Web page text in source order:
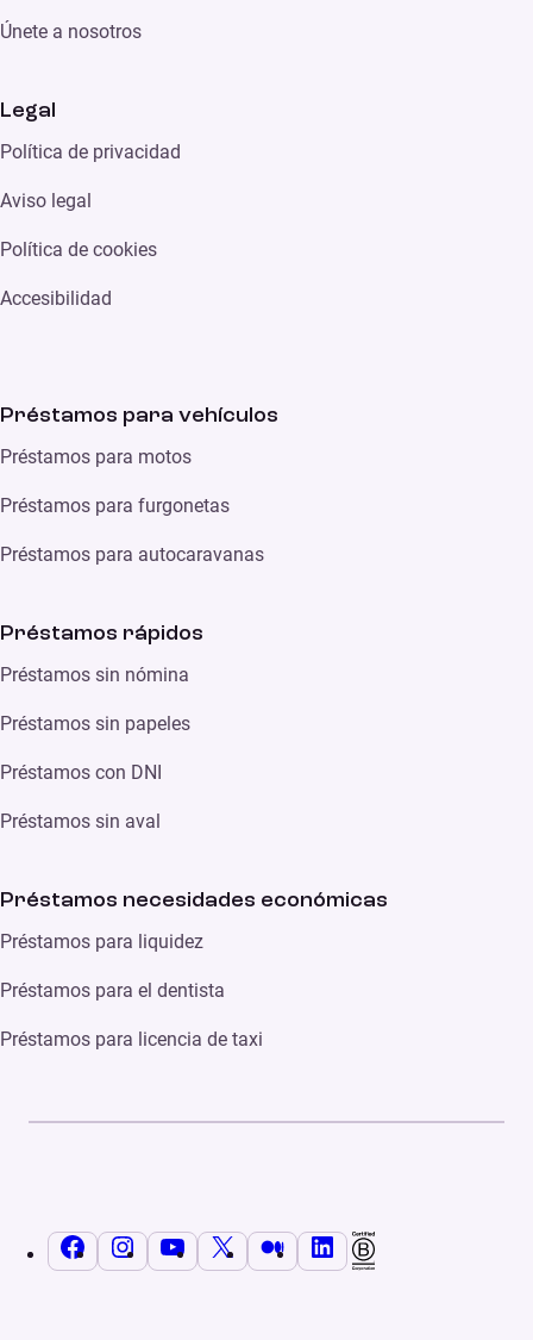
Únete a nosotros
Legal
Política de privacidad
Aviso legal
Política de cookies
Accesibilidad
Préstamos para vehículos
Préstamos para motos
Préstamos para furgonetas
Préstamos para autocaravanas
Préstamos rápidos
Préstamos sin nómina
Préstamos sin papeles
Préstamos con DNI
Préstamos sin aval
Préstamos necesidades económicas
Préstamos para liquidez
Préstamos para el dentista
Préstamos para licencia de taxi
FacebookInstagramYouTubeX MediumLinkedIn